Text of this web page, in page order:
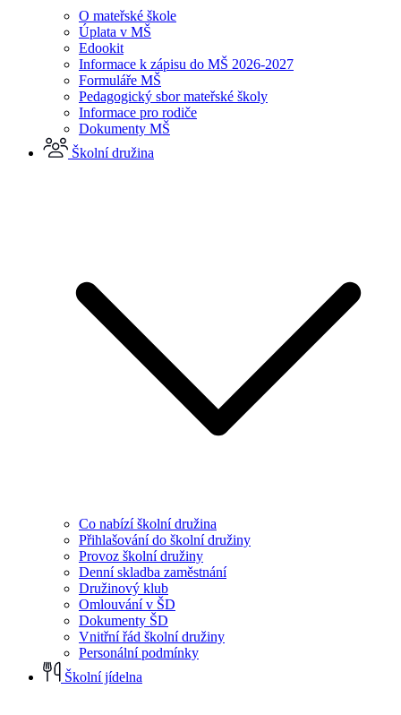
O mateřské škole
Úplata v MŠ
Edookit
Informace k zápisu do MŠ 2026-2027
Formuláře MŠ
Pedagogický sbor mateřské školy
Informace pro rodiče
Dokumenty MŠ
Školní družina
Co nabízí školní družina
Přihlašování do školní družiny
Provoz školní družiny
Denní skladba zaměstnání
Družinový klub
Omlouvání v ŠD
Dokumenty ŠD
Vnitřní řád školní družiny
Personální podmínky
Školní jídelna